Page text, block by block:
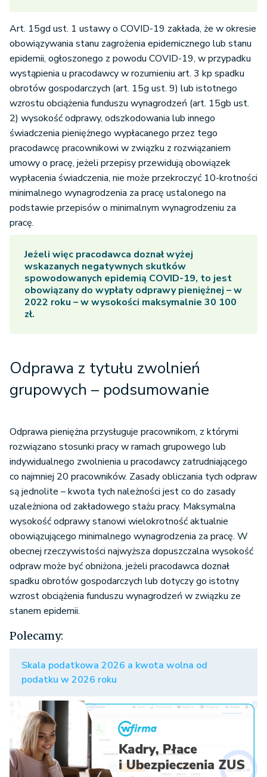
Art. 15gd ust. 1 ustawy o COVID-19 zakłada, że w okresie
obowiązywania stanu zagrożenia epidemicznego lub stanu
epidemii, ogłoszonego z powodu COVID-19, w przypadku
wystąpienia u pracodawcy w rozumieniu art. 3 kp spadku
obrotów gospodarczych (art. 15g ust. 9) lub istotnego
wzrostu obciążenia funduszu wynagrodzeń (art. 15gb ust.
2) wysokość odprawy, odszkodowania lub innego
świadczenia pieniężnego wypłacanego przez tego
pracodawcę pracownikowi w związku z rozwiązaniem
umowy o pracę, jeżeli przepisy przewidują obowiązek
wypłacenia świadczenia, nie może przekroczyć 10-krotności
minimalnego wynagrodzenia za pracę ustalonego na
podstawie przepisów o minimalnym wynagrodzeniu za
pracę.
Jeżeli więc pracodawca doznał wyżej
wskazanych negatywnych skutków
spowodowanych epidemią COVID-19, to jest
obowiązany do wypłaty odprawy pieniężnej – w
2022 roku – w wysokości maksymalnie 30 100
zł.
Odprawa z tytułu zwolnień
grupowych – podsumowanie
Odprawa pieniężna przysługuje pracownikom, z którymi
rozwiązano stosunki pracy w ramach grupowego lub
indywidualnego zwolnienia u pracodawcy zatrudniającego
co najmniej 20 pracowników. Zasady obliczania tych odpraw
są jednolite – kwota tych należności jest co do zasady
uzależniona od zakładowego stażu pracy. Maksymalna
wysokość odprawy stanowi wielokrotność aktualnie
obowiązującego minimalnego wynagrodzenia za pracę. W
obecnej rzeczywistości najwyższa dopuszczalna wysokość
odpraw może być obniżona, jeżeli pracodawca doznał
spadku obrotów gospodarczych lub dotyczy go istotny
wzrost obciążenia funduszu wynagrodzeń w związku ze
stanem epidemii.
Polecamy:
Skala podatkowa 2026 a kwota wolna od
podatku w 2026 roku